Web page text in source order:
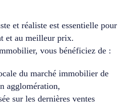
et réaliste est essentielle pour
et au meilleur prix.
vous bénéficiez de :
du marché immobilier de
agglomération,
sur les dernières ventes